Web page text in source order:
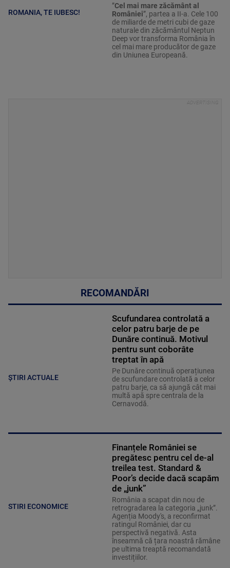
ROMANIA, TE IUBESC!
”Cel mai mare zăcământ al
României”, partea a II-a. Cele 100
de miliarde de metri cubi de gaze
naturale din zăcământul Neptun
Deep vor transforma România în
cel mai mare producător de gaze
din Uniunea Europeană.
RECOMANDĂRI
ȘTIRI ACTUALE
Scufundarea controlată a
celor patru barje de pe
Dunăre continuă. Motivul
pentru sunt coborâte
treptat în apă
Pe Dunăre continuă operațiunea
de scufundare controlată a celor
patru barje, ca să ajungă cât mai
multă apă spre centrala de la
Cernavodă.
STIRI ECONOMICE
Finanțele României se
pregătesc pentru cel de-al
treilea test. Standard &
Poor’s decide dacă scapăm
de „junk”
România a scapat din nou de
retrogradarea la categoria „junk”.
Agenția Moody's, a reconfirmat
ratingul României, dar cu
perspectivă negativă. Asta
înseamnă că țara noastră rămâne
pe ultima treaptă recomandată
investițiilor.